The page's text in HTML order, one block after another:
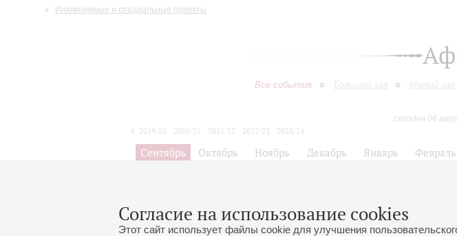
Инклюзивные и специальные проекты
Согласие на использование cookies
Этот сайт использует файлы cookie для улучшения
Все события Большой зал Малый зал
сегодня 06
2019/20
2020/21 2021/22 2022/23
2023/24
2024/25
2025/26
Сентябрь Октябрь Ноябрь Декабрь Январь Февраль
Цикл концертов к 75-летию полного